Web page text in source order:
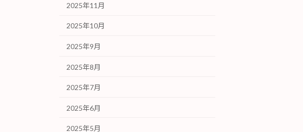
2025年11月
2025年10月
2025年9月
2025年8月
2025年7月
2025年6月
2025年5月